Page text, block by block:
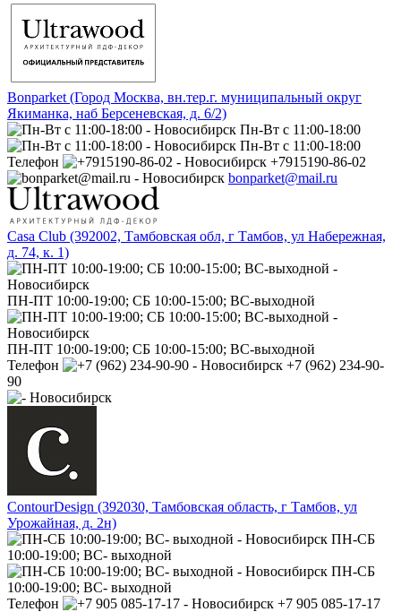
Bonparket (Город Москва, вн.тер.г. муниципальный округ
Якиманка, наб Берсеневская, д. 6/2)
Пн-Вт с 11:00-18:00
Пн-Вт с 11:00-18:00
Телефон
+7915190-86-02
bonparket@mail.ru
Casa Club (392002, Тамбовская обл, г Тамбов, ул Набережная,
д. 74, к. 1)
ПН-ПТ 10:00-19:00; СБ 10:00-15:00; ВС-выходной
ПН-ПТ 10:00-19:00; СБ 10:00-15:00; ВС-выходной
Телефон
+7 (962) 234-90-
90
ContourDesign (392030, Тамбовская область, г Тамбов, ул
Урожайная, д. 2н)
ПН-СБ
10:00-19:00; ВС- выходной
ПН-СБ
10:00-19:00; ВС- выходной
Телефон
+7 905 085-17-17